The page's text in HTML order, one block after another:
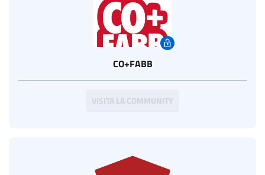
CO+FABB
VISITA LA COMMUNITY